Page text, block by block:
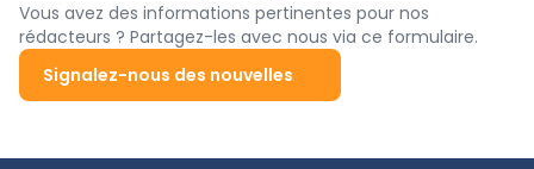
Vous avez des informations pertinentes pour nos
rédacteurs ? Partagez-les avec nous via ce formulaire.
Signalez-nous des nouvelles